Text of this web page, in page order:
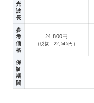
光
波
長
-
参
考
価
格
24,800円
（税抜：22,545円）
保
証
期
間